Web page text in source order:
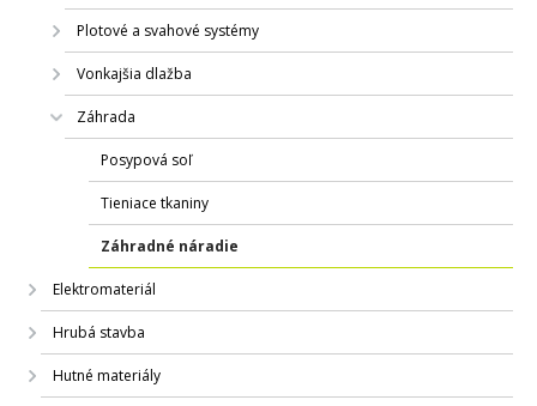
Plotové a svahové systémy
Vonkajšia dlažba
Záhrada
Posypová soľ
Tieniace tkaniny
Záhradné náradie
Elektromateriál
Hrubá stavba
Hutné materiály